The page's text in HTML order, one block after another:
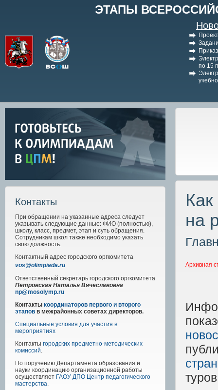
ЭТАПЫ
по 15
Контакты
При обращении на указанные адреса следует
указывать следующие данные: ФИО (полностью),
школу, класс, предмет, этап и суть обращения.
Сотрудникам школ также необходимо указать
свою должность.
Контактный адрес городского оргкомитета
vos@olimpiada.ru
Ответственный секретарь городского оргкомитета
Петровская Наталья Вячеславовна
np@mosolymp.ru
Контакты координаторов первого и второго
этапов в межрайонных советах директоров.
Специальные условия для участия в
мероприятиях
Контакты городских предметно-методических
комиссий.
По поручению Департамента образования и
науки координацию организационной работы
осуществляет ГАОУ ДПО Центр педагогического
мастерства.
на
Архивная